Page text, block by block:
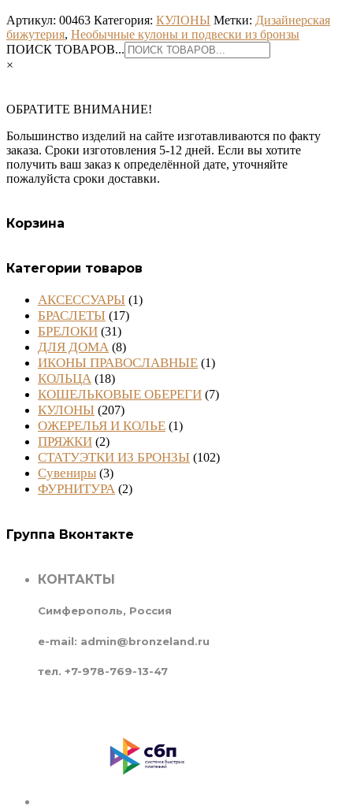
Артикул: 00463 Категория: КУЛОНЫ Метки: Дизайнерская
бижутерия, Необычные кулоны и подвески из бронзы
ПОИСК ТОВАРОВ...
×
ОБРАТИТЕ ВНИМАНИЕ!
Большинство изделий на сайте изготавливаются по факту
заказа. Сроки изготовления 5-12 дней. Если вы хотите
получить ваш заказ к определённой дате, уточняйте
пожалуйста сроки доставки.
Корзина
Категории товаров
АКСЕССУАРЫ (1)
БРАСЛЕТЫ (17)
БРЕЛОКИ (31)
ДЛЯ ДОМА (8)
ИКОНЫ ПРАВОСЛАВНЫЕ (1)
КОЛЬЦА (18)
КОШЕЛЬКОВЫЕ ОБЕРЕГИ (7)
КУЛОНЫ (207)
ОЖЕРЕЛЬЯ И КОЛЬЕ (1)
ПРЯЖКИ (2)
СТАТУЭТКИ ИЗ БРОНЗЫ (102)
Сувениры (3)
ФУРНИТУРА (2)
Группа Вконтакте
КОНТАКТЫ
Симферополь, Россия
e-mail: admin@bronzeland.ru
тел. +7-978-769-13-47